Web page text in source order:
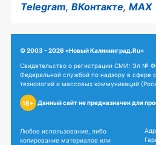
Telegram, ВКонтакте, MAX
© 2003 - 2026 «Новый Калининград.Ru»
Свидетельство о регистрации СМИ: Эл №
Федеральной службой по надзору в сфере
технологий и массовых коммуникаций
18+ Данный сайт не предназначен для
Любое использование, либо
копирование материалов или